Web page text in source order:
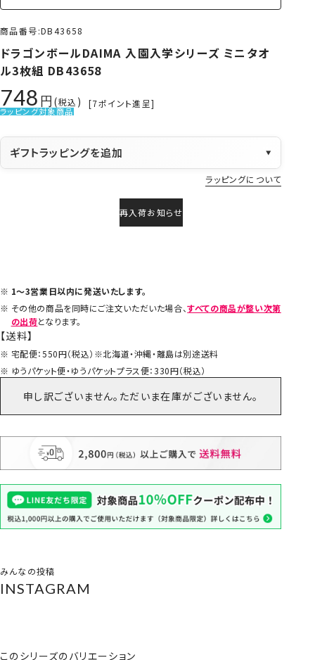
商品番号 DB43658
ドラゴンボールDAIMA 入園入学シリーズ ミニタオ
ル3枚組 DB43658
748 税込 [7ポイント進呈]
ラッピング対象商品
ギフトラッピングを追加 ▼
ラッピングについて
再入荷お知らせ
1～3営業日以内に発送いたします。
その他の商品を同時にご注文いただいた場合、すべての商品が整い次第
の出荷となります。
【送料】
宅配便：550円（税込）※北海道・沖縄・離島は別途送料
ゆうパケット便・ゆうパケットプラス便：330円（税込）
申し訳ございません。ただいま在庫がございません。
みんなの投稿
INSTAGRAM
このシリーズのバリエーション